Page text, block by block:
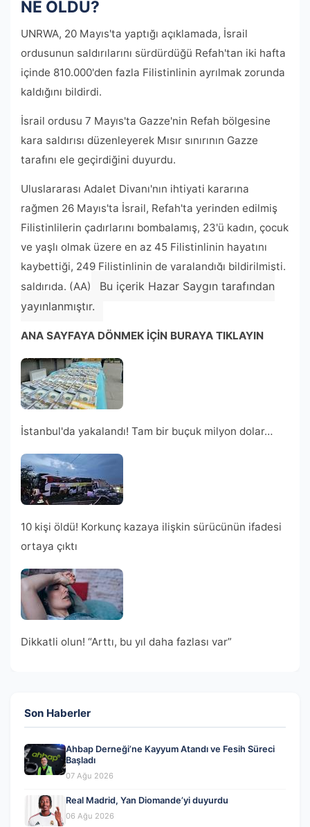
NE OLDU?
UNRWA, 20 Mayıs'ta yaptığı açıklamada, İsrail
ordusunun saldırılarını sürdürdüğü Refah'tan iki hafta
içinde 810.000'den fazla Filistinlinin ayrılmak zorunda
kaldığını bildirdi.
İsrail ordusu 7 Mayıs'ta Gazze'nin Refah bölgesine
kara saldırısı düzenleyerek Mısır sınırının Gazze
tarafını ele geçirdiğini duyurdu.
Uluslararası Adalet Divanı'nın ihtiyati kararına
rağmen 26 Mayıs'ta İsrail, Refah'ta yerinden edilmiş
Filistinlilerin çadırlarını bombalamış, 23'ü kadın, çocuk
ve yaşlı olmak üzere en az 45 Filistinlinin hayatını
kaybettiği, 249 Filistinlinin de yaralandığı bildirilmişti.
saldırıda. (AA)
Bu içerik Hazar Saygın tarafından
yayınlanmıştır.
ANA SAYFAYA DÖNMEK İÇİN BURAYA TIKLAYIN
İstanbul'da yakalandı! Tam bir buçuk milyon dolar…
10 kişi öldü! Korkunç kazaya ilişkin sürücünün ifadesi
ortaya çıktı
Dikkatli olun! “Arttı, bu yıl daha fazlası var”
Son Haberler
Ahbap Derneği’ne Kayyum Atandı ve Fesih Süreci
Başladı
07 Ağu 2026
Real Madrid, Yan Diomande’yi duyurdu
06 Ağu 2026